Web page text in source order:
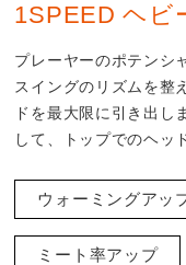
1SPEED ヘビ
プレーヤーのポテンシ
スイングのリズムを整
ドを最大限に引き出し
して、トップでのヘ
ウォーミングアッ
ミート率アップ